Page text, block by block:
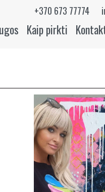
+370 673 77774
Kaip pirkti